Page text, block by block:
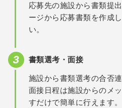
応募先の施設から書類提
ージから応募書類を作成
い。
書類選考・面接
施設から書類選考の合否
面接日程は施設からのメ
すだけで簡単に行えます。